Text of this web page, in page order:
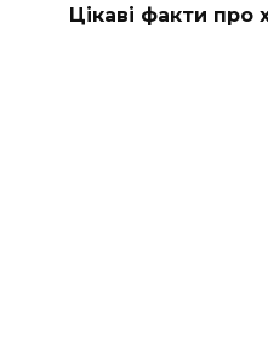
Цікаві факти про